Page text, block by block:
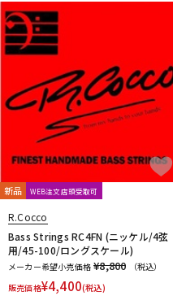
新品 WEB注文店頭受取可
R.Cocco
Bass Strings RC4FN (ニッケル/4弦
用/45-100/ロングスケール)
メーカー希望小売価格 ¥8,800
（税込）
販売価格¥4,400(税込)